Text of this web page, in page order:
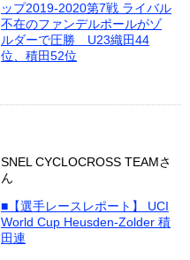
ップ2019-2020第7戦 ライバル
不在のファンデルポールがゾ
ルダーで圧勝 U23織田44
位、積田52位
SNEL CYCLOCROSS TEAMさ
ん
■【選手レースレポート】 UCI
World Cup Heusden-Zolder 積
田連